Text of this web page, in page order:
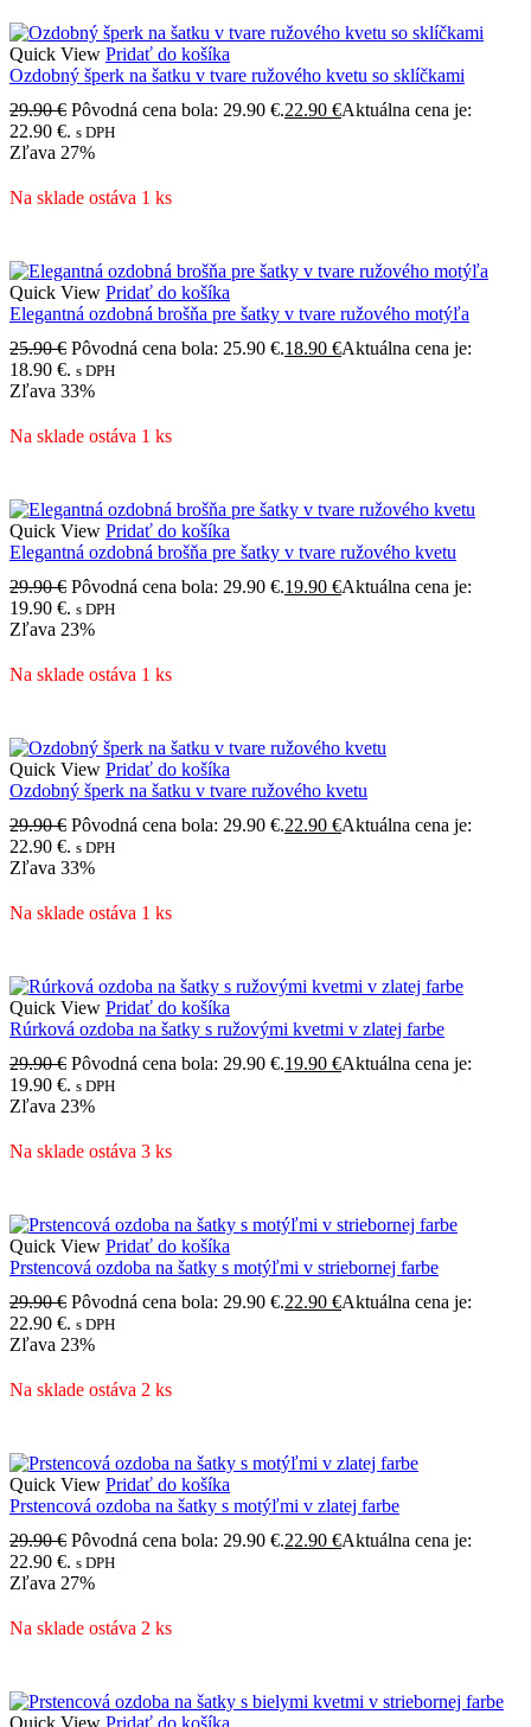
Quick View Pridať do košíka
Ozdobný šperk na šatku v tvare ružového kvetu so sklíčkami
29.90€ Pôvodná cena bola: 29.90 €.22.90 €Aktuálna cena je:
22.90 €. s DPH
Zľava 27%
Na sklade ostáva 1 ks
Quick View Pridať do košíka
Elegantná ozdobná brošňa pre šatky v tvare ružového motýľa
25.90€ Pôvodná cena bola: 25.90 €.18.90 €Aktuálna cena je:
18.90 €. s DPH
Zľava 33%
Na sklade ostáva 1 ks
Quick View Pridať do košíka
Elegantná ozdobná brošňa pre šatky v tvare ružového kvetu
29.90€ Pôvodná cena bola: 29.90 €.19.90 €Aktuálna cena je:
19.90 €. s DPH
Zľava 23%
Na sklade ostáva 1 ks
Quick View Pridať do košíka
Ozdobný šperk na šatku v tvare ružového kvetu
29.90€ Pôvodná cena bola: 29.90 €.22.90 €Aktuálna cena je:
22.90 €. s DPH
Zľava 33%
Na sklade ostáva 1 ks
Quick View Pridať do košíka
Rúrková ozdoba na šatky s ružovými kvetmi v zlatej farbe
29.90€ Pôvodná cena bola: 29.90 €.19.90 €Aktuálna cena je:
19.90 €. s DPH
Zľava 23%
Na sklade ostáva 3 ks
Quick View Pridať do košíka
Prstencová ozdoba na šatky s motýľmi v striebornej farbe
29.90€ Pôvodná cena bola: 29.90 €.22.90 €Aktuálna cena je:
22.90 €. s DPH
Zľava 23%
Na sklade ostáva 2 ks
Quick View Pridať do košíka
Prstencová ozdoba na šatky s motýľmi v zlatej farbe
29.90€ Pôvodná cena bola: 29.90 €.22.90 €Aktuálna cena je:
22.90 €. s DPH
Zľava 27%
Na sklade ostáva 2 ks
Quick View Pridať do košíka